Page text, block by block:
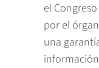
el
por el
una